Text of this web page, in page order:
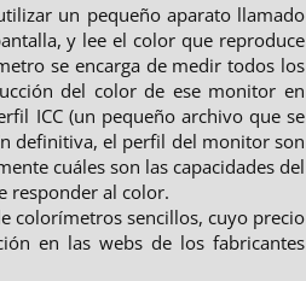
un pequeño aparato llamado
y lee el color que reproduce
se encarga de medir todos los
del color de ese monitor en
ICC (un pequeño archivo que se
definitiva, el perfil del monitor son
cuáles son las capacidades del
responder al color.
colorímetros sencillos, cuyo precio
en las webs de los fabricantes